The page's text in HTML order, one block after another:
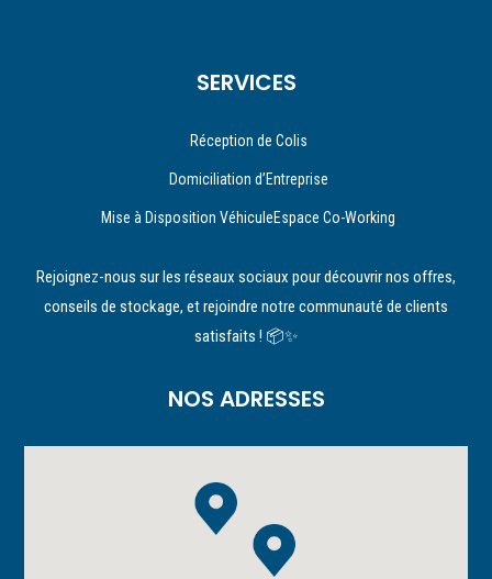
SERVICES
Réception de Colis
Domiciliation d’Entreprise
Mise à Disposition VéhiculeEspace Co-Working
Rejoignez-nous sur les réseaux sociaux pour découvrir nos offres,
conseils de stockage, et rejoindre notre communauté de clients
satisfaits ! 📦✨
NOS ADRESSES